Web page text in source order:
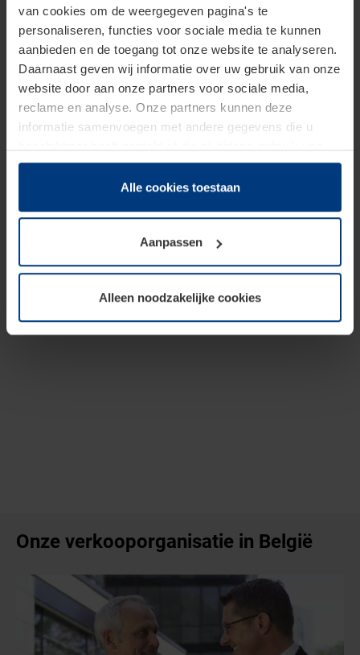
van cookies om de weergegeven pagina's te
personaliseren, functies voor sociale media te kunnen
aanbieden en de toegang tot onze website te analyseren.
Daarnaast geven wij informatie over uw gebruik van onze
website door aan onze partners voor sociale media,
reclame en analyse. Onze partners kunnen deze
informatie samenvoegen met andere gegevens die u
hun diensten hebben verzameld.
Juridisch hebben wij het recht om cookies op uw
van deze pagina's absoluut vereist is. Voor alle andere
soorten cookies is uw toestemming benodigd. Uw
toestemming kunt u op elk moment bij de uitleg van de
wijzigen of herroepen.
Alle cookies toestaan
Aanpassen
Alleen noodzakelijke cookies
Verzinkt, voorzien van grondverf
Met poedergrondverf
RAL-kleur naar keuze
Roestvrij staal (V2A, V4A)
Onze verkooporganisatie in België